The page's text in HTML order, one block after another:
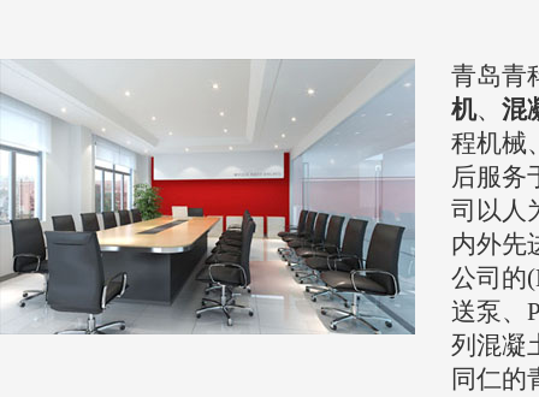
青岛青
机、 混
程机械
后服务
司以人
内外先
公司的
送泵、
列混凝
同仁的